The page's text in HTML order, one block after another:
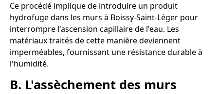
Ce procédé implique de introduire un produit
hydrofuge dans les murs à Boissy-Saint-Léger pour
interrompre l'ascension capillaire de l'eau. Les
matériaux traités de cette manière deviennent
imperméables, fournissant une résistance durable à
l'humidité.
B. L'assèchement des murs